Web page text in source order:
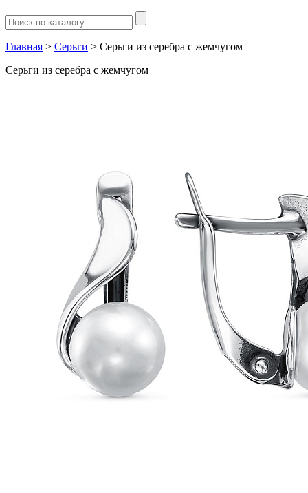
Главная > Серьги > Серьги из серебра с жемчугом
Серьги из серебра с жемчугом